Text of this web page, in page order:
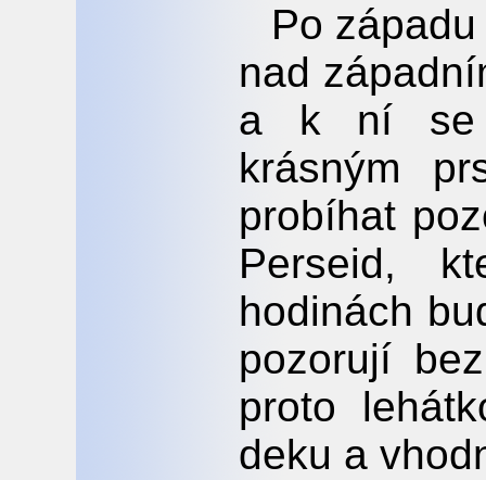
Po
nad
a k ní se
krásným
probíhat
Perseid,
hodinách
pozorují
proto
deku a